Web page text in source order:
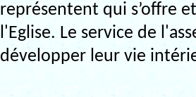
représentent qui s’offre
l'Eglise. Le service de
développer leur vie